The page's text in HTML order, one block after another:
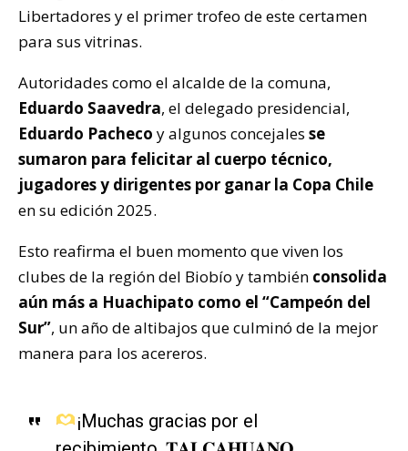
Libertadores y el primer trofeo de este certamen
para sus vitrinas.
Autoridades como el alcalde de la comuna,
Eduardo Saavedra, el delegado presidencial,
Eduardo Pacheco y algunos concejales se
sumaron para felicitar al cuerpo técnico,
jugadores y dirigentes por ganar la Copa Chile
en su edición 2025.
Esto reafirma el buen momento que viven los
clubes de la región del Biobío y también consolida
aún más a Huachipato como el “Campeón del
Sur”, un año de altibajos que culminó de la mejor
manera para los acereros.
¡Muchas gracias por el